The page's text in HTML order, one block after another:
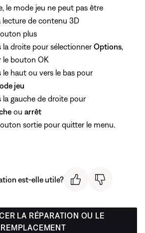
le mode jeu ne peut pas être
lecture de contenu 3D
plus
la droite pour sélectionnerOptions,
le bouton OK
le haut ou vers le bas pour
jeu
la gauche de droite pour
ou arrêt
sortie pour quitter le menu.
est-elle utile?
LA RÉPARATION OU LE
REMPLACEMENT